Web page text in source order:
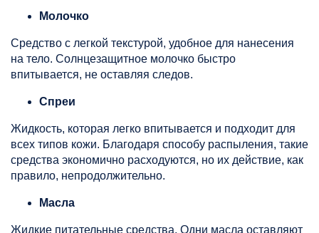
Молочко
Средство с легкой текстурой, удобное для нанесения
на тело. Солнцезащитное молочко быстро
впитывается, не оставляя следов.
Спреи
Жидкость, которая легко впитывается и подходит для
всех типов кожи. Благодаря способу распыления, такие
средства экономично расходуются, но их действие, как
правило, непродолжительно.
Масла
Жидкие питательные средства. Одни масла оставляют